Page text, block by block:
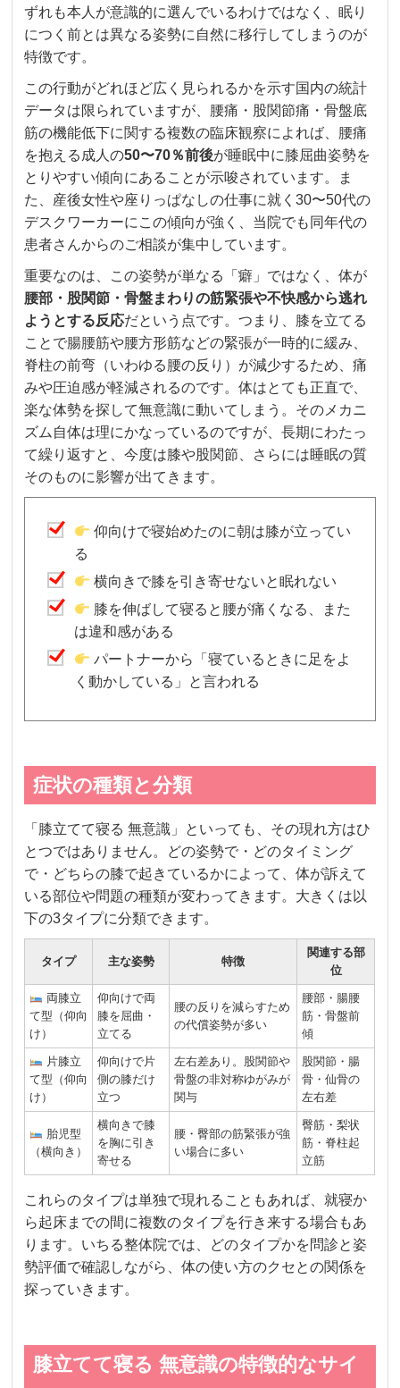
ずれも本人が意識的に選んでいるわけではなく、眠り
につく前とは異なる姿勢に自然に移行してしまうのが
特徴です。
この行動がどれほど広く見られるかを示す国内の統計
データは限られていますが、腰痛・股関節痛・骨盤底
筋の機能低下に関する複数の臨床観察によれば、腰痛
を抱える成人の50〜70％前後が睡眠中に膝屈曲姿勢を
とりやすい傾向にあることが示唆されています。ま
た、産後女性や座りっぱなしの仕事に就く30〜50代の
デスクワーカーにこの傾向が強く、当院でも同年代の
患者さんからのご相談が集中しています。
重要なのは、この姿勢が単なる「癖」ではなく、体が
腰部・股関節・骨盤まわりの筋緊張や不快感から逃れ
ようとする反応だという点です。つまり、膝を立てる
ことで腸腰筋や腰方形筋などの緊張が一時的に緩み、
脊柱の前弯（いわゆる腰の反り）が減少するため、痛
みや圧迫感が軽減されるのです。体はとても正直で、
楽な体勢を探して無意識に動いてしまう。そのメカニ
ズム自体は理にかなっているのですが、長期にわたっ
て繰り返すと、今度は膝や股関節、さらには睡眠の質
そのものに影響が出てきます。
仰向けで寝始めたのに朝は膝が立ってい
る
横向きで膝を引き寄せないと眠れない
膝を伸ばして寝ると腰が痛くなる、また
は違和感がある
パートナーから「寝ているときに足をよ
く動かしている」と言われる
症状の種類と分類
「膝立てて寝る 無意識」といっても、その現れ方はひ
とつではありません。どの姿勢で・どのタイミング
で・どちらの膝で起きているかによって、体が訴えて
いる部位や問題の種類が変わってきます。大きくは以
下の3タイプに分類できます。
タイプ 主な姿勢 特徴
関連する部
位
両膝立
て型（仰向
け）
仰向けで両
膝を屈曲・
立てる
腰の反りを減らすため
の代償姿勢が多い
腰部・腸腰
筋・骨盤前
傾
片膝立
て型（仰向
け）
仰向けで片
側の膝だけ
立つ
左右差あり。股関節や
骨盤の非対称ゆがみが
関与
股関節・腸
骨・仙骨の
左右差
胎児型
（横向き）
横向きで膝
を胸に引き
寄せる
腰・臀部の筋緊張が強
い場合に多い
臀筋・梨状
筋・脊柱起
立筋
これらのタイプは単独で現れることもあれば、就寝か
ら起床までの間に複数のタイプを行き来する場合もあ
ります。いちる整体院では、どのタイプかを問診と姿
勢評価で確認しながら、体の使い方のクセとの関係を
探っていきます。
膝立てて寝る 無意識の特徴的なサイ